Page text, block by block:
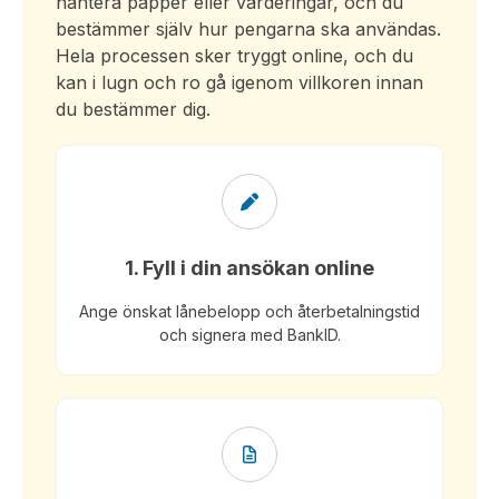
bestämmer själv hur pengarna ska användas.
Hela processen sker tryggt online, och du
kan i lugn och ro gå igenom villkoren innan
du bestämmer dig.
1. Fyll i din ansökan online
Ange önskat lånebelopp och återbetalningstid
och signera med BankID.